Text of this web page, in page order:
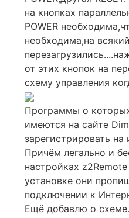
на кнопках
POWER
необходима,на
от этих кнопок на
схему управления
Программы о
имеются на сайте
зарегистрировать
Причём легально и
настройках
установке они
подключении к
Ещё добавлю о схеме.